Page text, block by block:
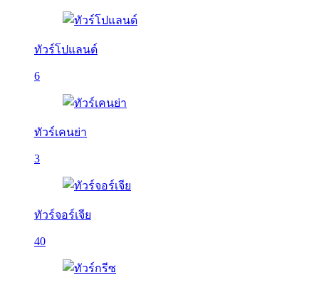
ทัวร์โปแลนด์
6
ทัวร์เคนย่า
3
ทัวร์จอร์เจีย
40